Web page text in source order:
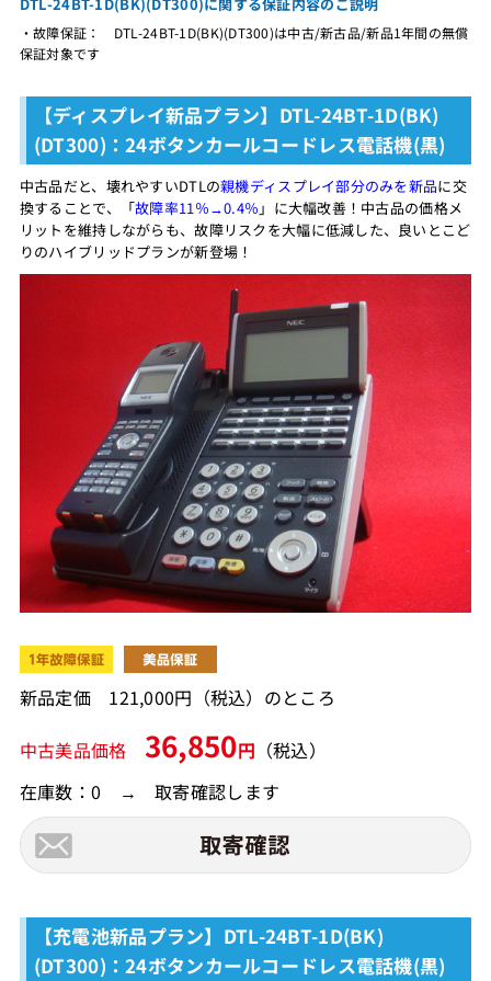
・故障保証： DTL-24BT-1D(BK)(DT300)は中古/新古品/新品1年間の無償
保証対象です
【ディスプレイ新品プラン】DTL-24BT-1D(BK)
(DT300)：24ボタンカールコードレス電話機(黒)
中古品だと、壊れやすいDTLの親機ディスプレイ部分のみを新品に交
換することで、「故障率11％→0.4％ 」に大幅改善！中古品の価格メ
リットを維持しながらも、故障リスクを大幅に低減した、良いとこど
りのハイブリッドプランが新登場！
新品定価 121,000円（税込）のところ
中古美品価格 36,850円 （税込）
在庫数：0 → 取寄確認します
【充電池新品プラン】DTL-24BT-1D(BK)
(DT300)：24ボタンカールコードレス電話機(黒)